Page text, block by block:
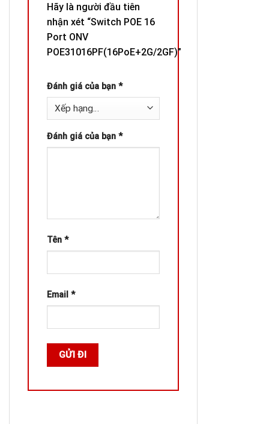
Hãy là người đầu tiên
nhận xét “Switch POE 16
Port ONV
POE31016PF(16PoE+2G/2GF)”
Đánh giá của bạn *
Đánh giá của bạn *
Tên *
Email *